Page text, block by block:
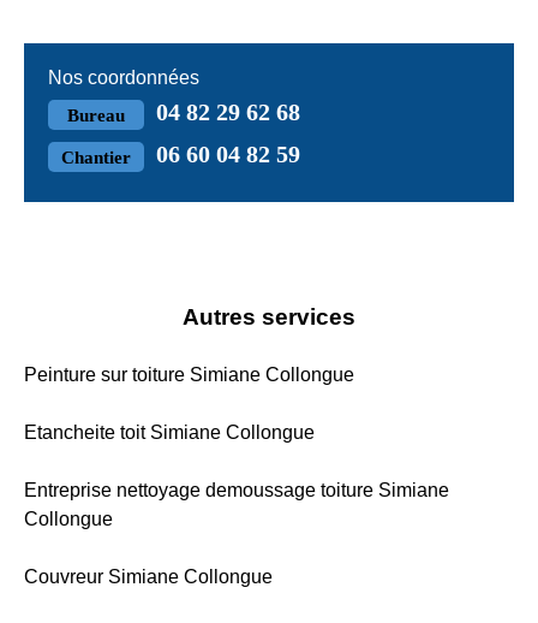
Nos coordonnées
Bureau 04 82 29 62 68
Chantier 06 60 04 82 59
Autres services
Peinture sur toiture Simiane Collongue
Etancheite toit Simiane Collongue
Entreprise nettoyage demoussage toiture Simiane
Collongue
Couvreur Simiane Collongue